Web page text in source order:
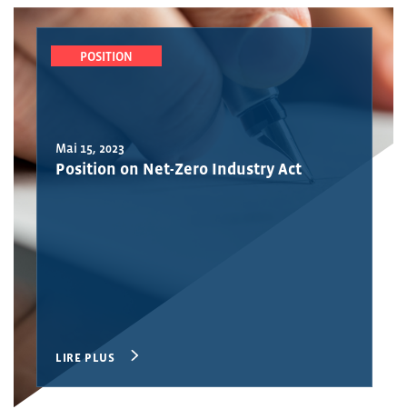
POSITION
Mai 15, 2023
Position on Net-Zero Industry Act
LIRE PLUS